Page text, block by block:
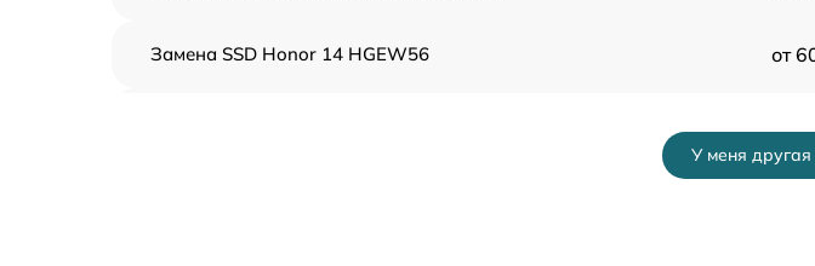
Замена SSD Honor 14 HGEW56 от
У меня другая